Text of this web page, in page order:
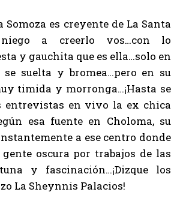
Somoza es creyente de La Santa
niego a creerlo vos…con lo
y gauchita que es ella…solo en
se suelta y bromea…pero en su
timida y morronga…¡Hasta se
entrevistas en vivo la ex chica
esa fuente en Choloma, su
a ese centro donde
oscura por trabajos de las
y fascinación…¡Dizque los
La Sheynnis Palacios!